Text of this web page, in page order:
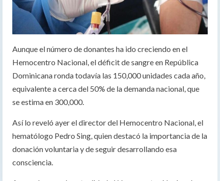
Aunque el número de donantes ha ido creciendo en el
Hemocentro Nacional, el déficit de sangre en República
Dominicana ronda todavía las 150,000 unidades cada año,
equivalente a cerca del 50% de la demanda nacional, que
se estima en 300,000.
Así lo reveló ayer el director del Hemocentro Nacional, el
hematólogo Pedro Sing, quien destacó la importancia de la
donación voluntaria y de seguir desarrollando esa
consciencia.